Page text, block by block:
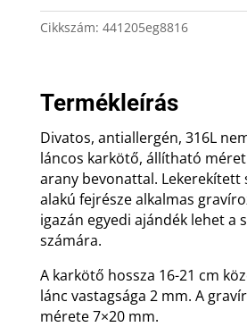
karkötő
ajándék
Cikkszám: 441205eg8816
Termékleírás
Divatos, antiallergén, 316L
láncos karkötő, állítható
arany bevonattal. Lekerekített
alakú fejrésze alkalmas
igazán egyedi ajándék lehet a
számára.
A karkötő hossza 16-21 cm
lánc vastagsága 2 mm. A
mérete 7×20 mm.